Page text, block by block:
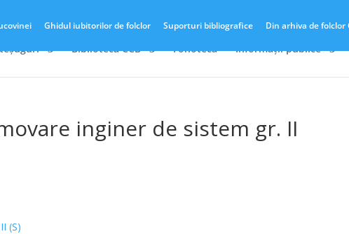
Ghidul iubitorilor de folclor Suporturi bibliografice Din arhiva de folclor
Biblioteca CCB Fonotecă Informații publice
inginer de sistem gr. II
(S)